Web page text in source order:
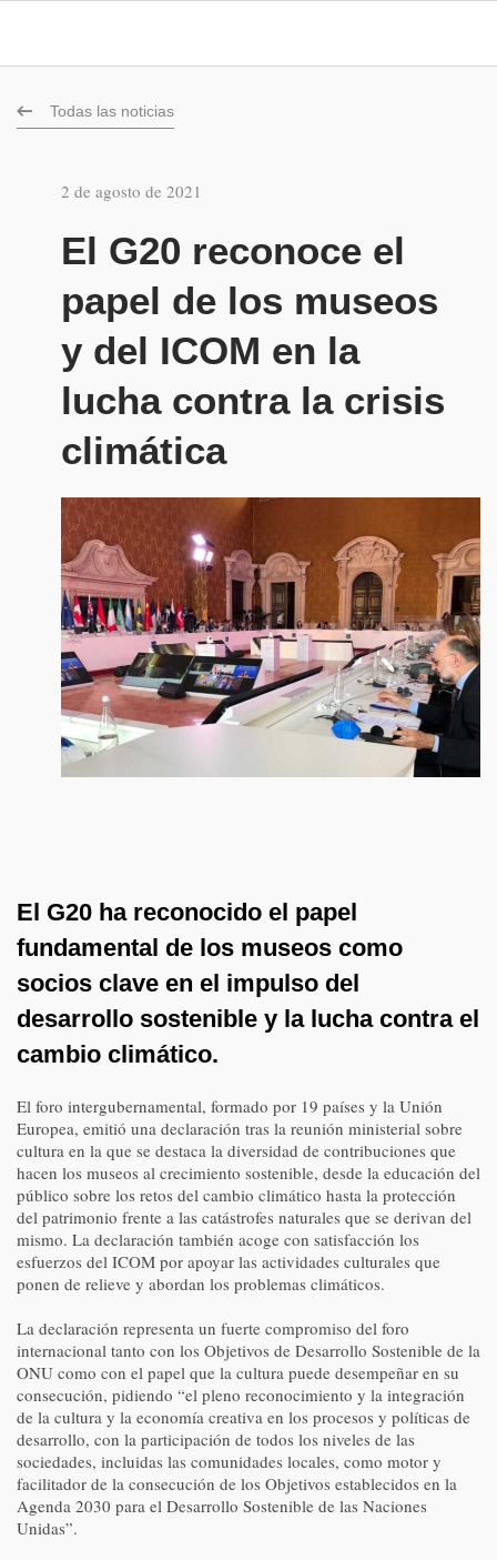
Todas las noticias
2 de agosto de 2021
El G20 reconoce el
papel de los museos
y del ICOM en la
lucha contra la crisis
climática
El G20 ha reconocido el papel
fundamental de los museos como
socios clave en el impulso del
desarrollo sostenible y la lucha contra el
cambio climático.
El foro intergubernamental, formado por 19 países y la Unión
Europea, emitió una declaración tras la reunión ministerial sobre
cultura en la que se destaca la diversidad de contribuciones que
hacen los museos al crecimiento sostenible, desde la educación del
público sobre los retos del cambio climático hasta la protección
del patrimonio frente a las catástrofes naturales que se derivan del
mismo. La declaración también acoge con satisfacción los
esfuerzos del ICOM por apoyar las actividades culturales que
ponen de relieve y abordan los problemas climáticos.
La declaración representa un fuerte compromiso del foro
internacional tanto con los Objetivos de Desarrollo Sostenible de la
ONU como con el papel que la cultura puede desempeñar en su
consecución, pidiendo “el pleno reconocimiento y la integración
de la cultura y la economía creativa en los procesos y políticas de
desarrollo, con la participación de todos los niveles de las
sociedades, incluidas las comunidades locales, como motor y
facilitador de la consecución de los Objetivos establecidos en la
Agenda 2030 para el Desarrollo Sostenible de las Naciones
Unidas”.